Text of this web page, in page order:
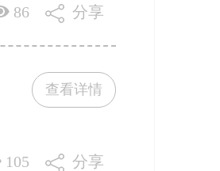
86 分享
查看详情
105 分享